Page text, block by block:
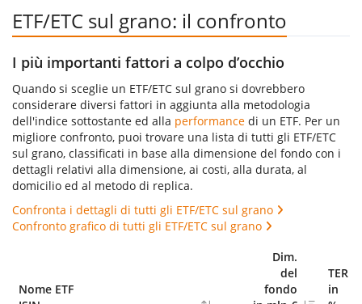
ETF/ETC sul grano: il confronto
I più importanti fattori a colpo d’occhio
Quando si sceglie un ETF/ETC sul grano si dovrebbero
considerare diversi fattori in aggiunta alla metodologia
dell'indice sottostante ed alla performance di un ETF. Per un
migliore confronto, puoi trovare una lista di tutti gli ETF/ETC
sul grano, classificati in base alla dimensione del fondo con i
dettagli relativi alla dimensione, ai costi, alla durata, al
domicilio ed al metodo di replica.
Confronta i dettagli di tutti gli ETF/ETC sul grano
Confronto grafico di tutti gli ETF/ETC sul grano
Nome ETF
Dim.
del
fondo
TER
in